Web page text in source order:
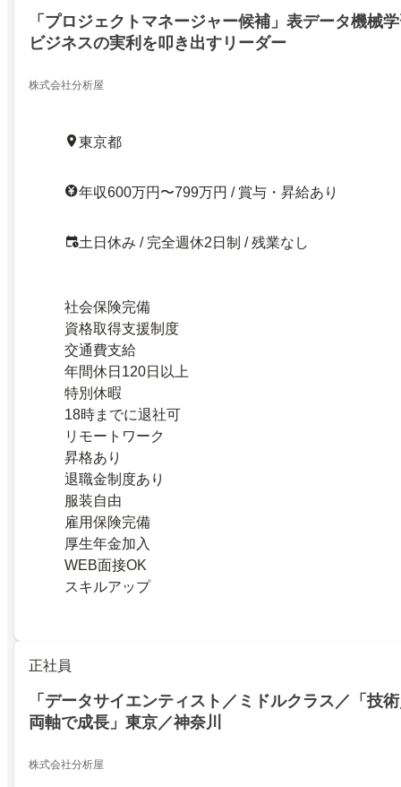
「プロジェクトマネージャー候補」表データ機械
ビジネスの実利を叩き出すリーダー
株式会社分析屋
東京都
年収600万円〜799万円 / 賞与・昇給あり
土日休み / 完全週休2日制 / 残業なし
社会保険完備
資格取得支援制度
交通費支給
年間休日120日以上
特別休暇
18時までに退社可
リモートワーク
昇格あり
退職金制度あり
服装自由
雇用保険完備
厚生年金加入
WEB面接OK
スキルアップ
正社員
「データサイエンティスト／ミドルクラス／「技
両軸で成長」東京／神奈川
株式会社分析屋